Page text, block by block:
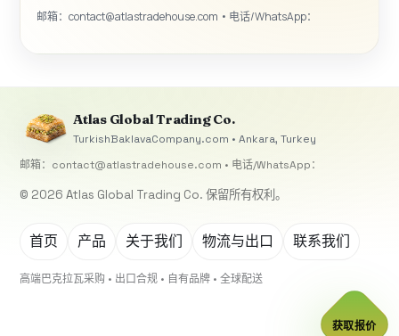
邮箱： contact@atlastradehouse.com • 电话/WhatsApp：
Atlas Global Trading Co.
TurkishBaklavaCompany.com • Ankara, Turkey
邮箱： contact@atlastradehouse.com • 电话/WhatsApp：
© 2026 Atlas Global Trading Co. 保留所有权利。
首页 产品 关于我们 物流与出口 联系我们
高端巴克拉瓦采购 • 出口合规 • 自有品牌 • 全球配送
获取报价